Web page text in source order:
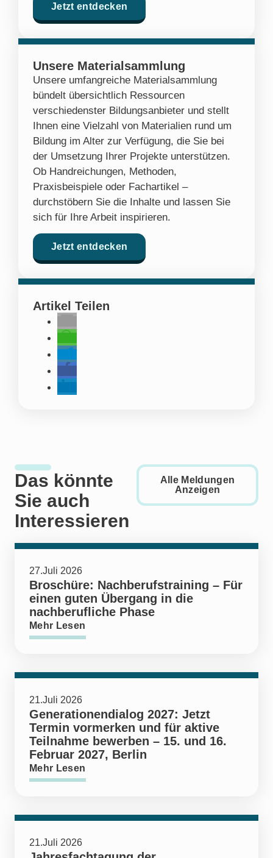
Jetzt entdecken
Unsere Materialsammlung
Unsere umfangreiche Materialsammlung
bündelt übersichtlich Ressourcen
verschiedenster Bildungsanbieter und stellt
Ihnen eine Vielzahl von Materialien rund um
Bildung im Alter zur Verfügung, die Sie bei
der Umsetzung Ihrer Projekte unterstützen.
Ob Handreichungen, Methoden,
Praxisbeispiele oder Fachartikel –
durchstöbern Sie die Inhalte und lassen Sie
sich für Ihre Arbeit inspirieren.
Jetzt entdecken
Artikel Teilen
Das könnte
Sie auch
Interessieren
Alle Meldungen
Anzeigen
27.Juli 2026
Broschüre: Nachberufstraining – Für
einen guten Übergang in die
nachberufliche Phase
Mehr Lesen
21.Juli 2026
Generationendialog 2027: Jetzt
Termin vormerken und für aktive
Teilnahme bewerben – 15. und 16.
Februar 2027, Berlin
Mehr Lesen
21.Juli 2026